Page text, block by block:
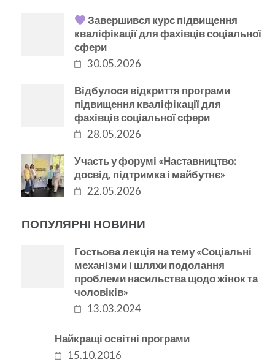
Завершився курс підвищення
кваліфікації для фахівців соціальної
сфери
30.05.2026
Відбулося відкриття програми
підвищення кваліфікації для
фахівців соціальної сфери
28.05.2026
Участь у форумі «Наставництво:
досвід, підтримка і майбутнє»
22.05.2026
ПОПУЛЯРНІ НОВИНИ
Гостьова лекція на тему «Соціальні
механізми і шляхи подолання
проблеми насильства щодо жінок та
чоловіків»
13.03.2024
Найкращі освітні програми
15.10.2016